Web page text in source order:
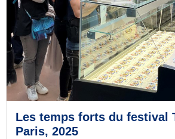
Les temps forts du festival
Paris, 2025